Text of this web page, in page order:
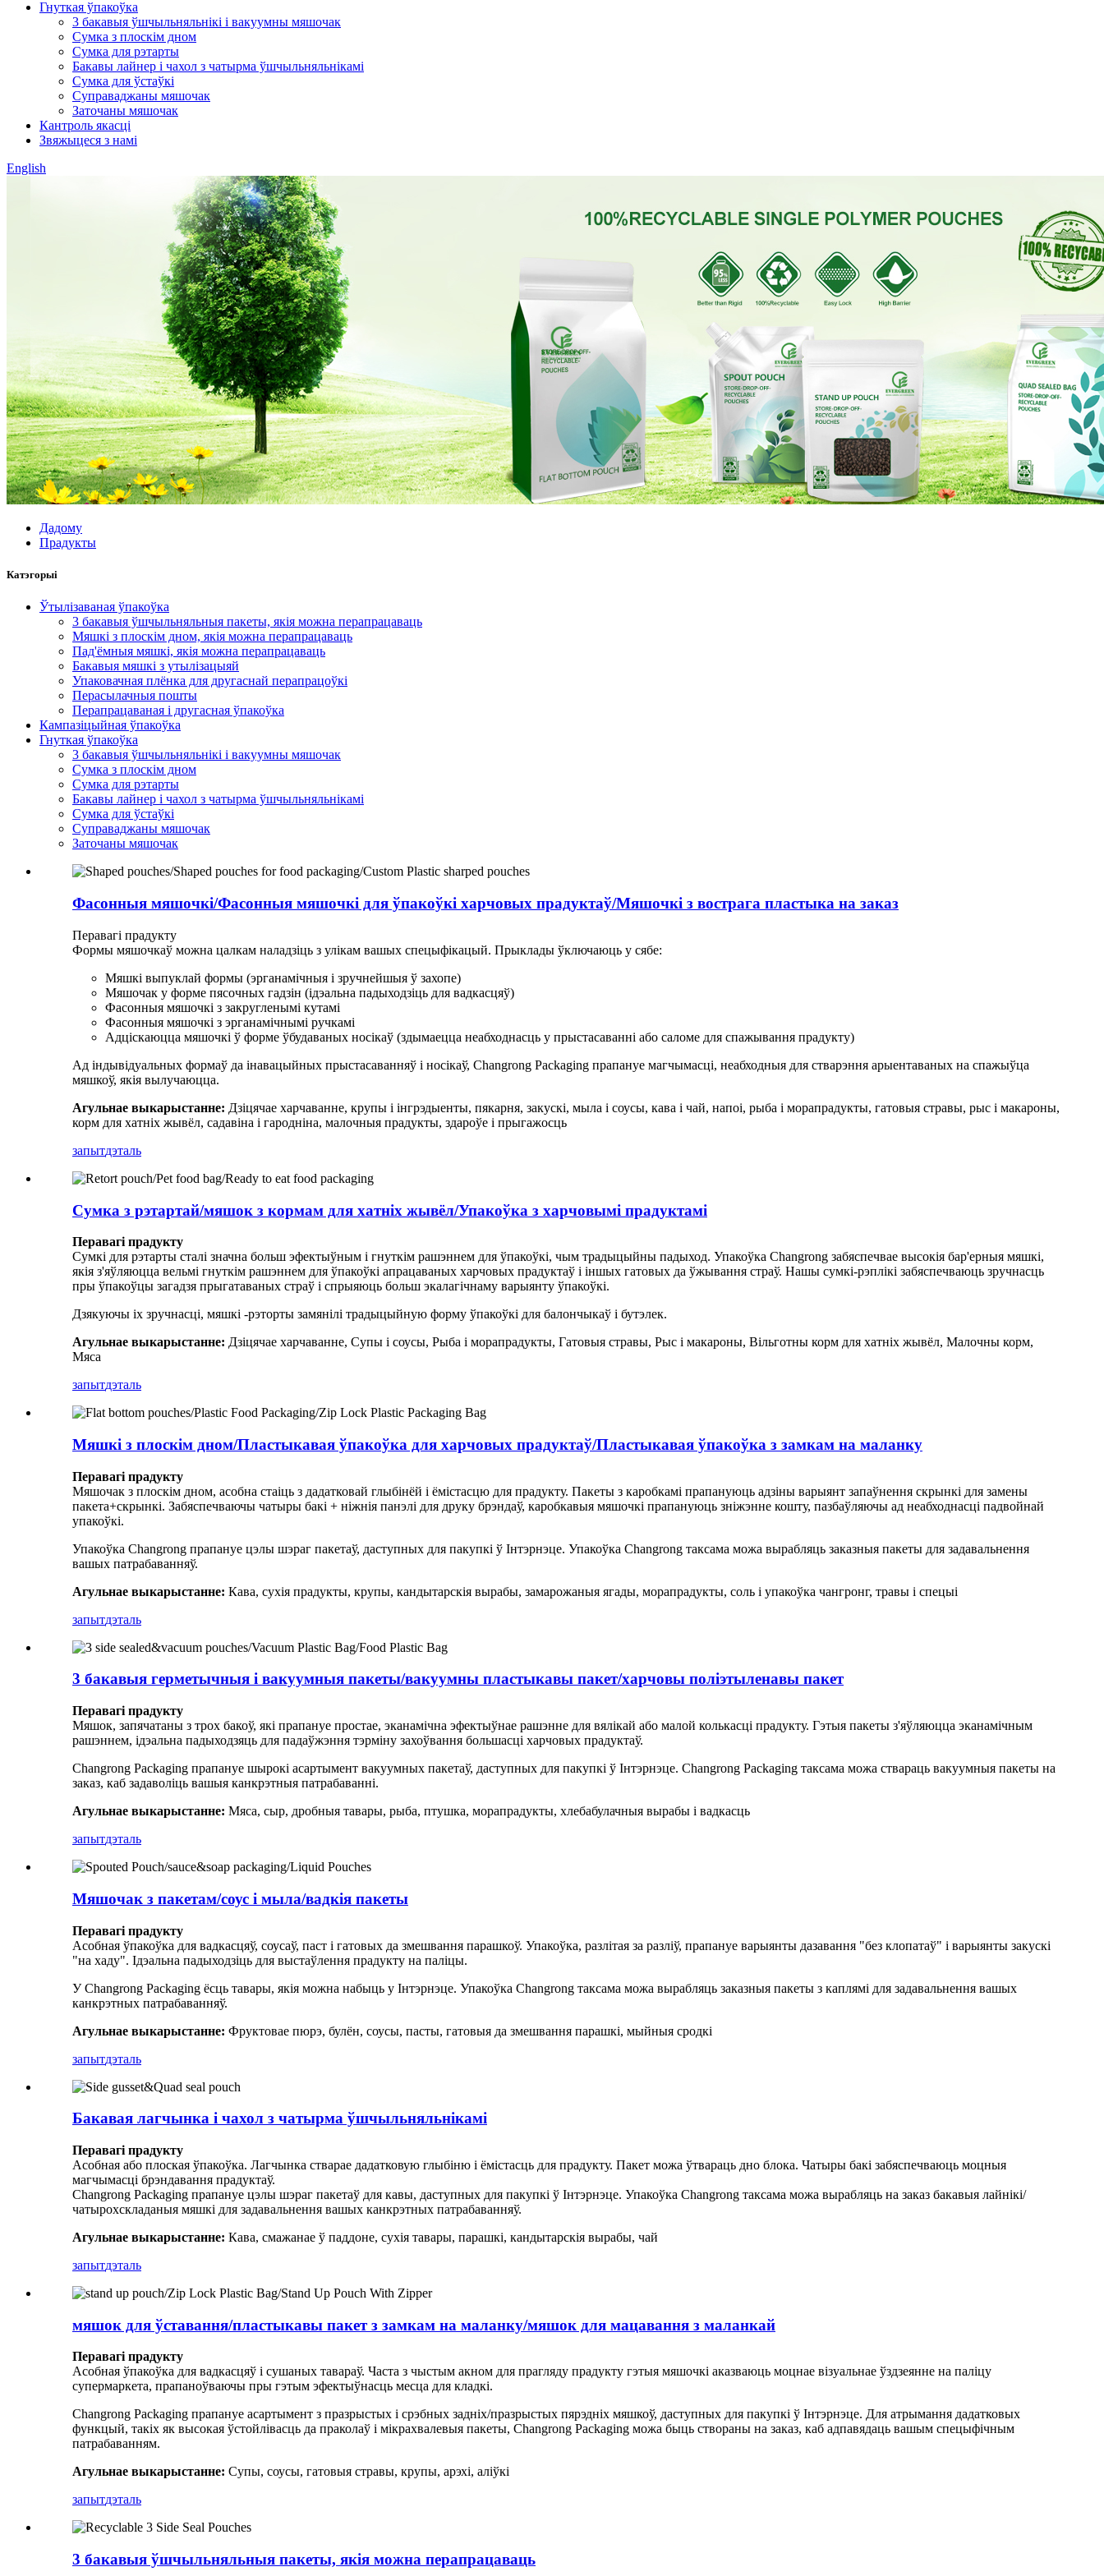
Гнуткая ўпакоўка
3 бакавыя ўшчыльняльнікі і вакуумны мяшочак
Сумка з плоскім дном
Сумка для рэтарты
Бакавы лайнер і чахол з чатырма ўшчыльняльнікамі
Сумка для ўстаўкі
Суправаджаны мяшочак
Заточаны мяшочак
Кантроль якасці
Звяжыцеся з намі
English
Дадому
Прадукты
Катэгорыі
Ўтылізаваная ўпакоўка
3 бакавыя ўшчыльняльныя пакеты, якія можна перапрацаваць
Мяшкі з плоскім дном, якія можна перапрацаваць
Пад'ёмныя мяшкі, якія можна перапрацаваць
Бакавыя мяшкі з утылізацыяй
Упаковачная плёнка для другаснай перапрацоўкі
Перасылачныя пошты
Перапрацаваная і другасная ўпакоўка
Кампазіцыйная ўпакоўка
Гнуткая ўпакоўка
3 бакавыя ўшчыльняльнікі і вакуумны мяшочак
Сумка з плоскім дном
Сумка для рэтарты
Бакавы лайнер і чахол з чатырма ўшчыльняльнікамі
Сумка для ўстаўкі
Суправаджаны мяшочак
Заточаны мяшочак
Фасонныя мяшочкі/Фасонныя мяшочкі для ўпакоўкі харчовых прадуктаў/Мяшочкі з вострага пластыка на заказ
Перавагі прадукту
Формы мяшочкаў можна цалкам наладзіць з улікам вашых спецыфікацый. Прыклады ўключаюць у сябе:
Мяшкі выпуклай формы (эрганамічныя і зручнейшыя ў захопе)
Мяшочак у форме пясочных гадзін (ідэальна падыходзіць для вадкасцяў)
Фасонныя мяшочкі з закругленымі кутамі
Фасонныя мяшочкі з эрганамічнымі ручкамі
Адціскаюцца мяшочкі ў форме ўбудаваных носікаў (здымаецца неабходнасць у прыстасаванні або саломе для спажывання прадукту)
Ад індывідуальных формаў да інавацыйных прыстасаванняў і носікаў, Changrong Packaging прапануе магчымасці, неабходныя для стварэння арыентаваных на спажыўца
мяшкоў, якія вылучаюцца.
Агульнае выкарыстанне: Дзіцячае харчаванне, крупы і інгрэдыенты, пякарня, закускі, мыла і соусы, кава і чай, напоі, рыба і морапрадукты, гатовыя стравы, рыс і макароны,
корм для хатніх жывёл, садавіна і гародніна, малочныя прадукты, здароўе і прыгажосць
запытдэталь
Сумка з рэтартай/мяшок з кормам для хатніх жывёл/Упакоўка з харчовымі прадуктамі
Перавагі прадукту
Сумкі для рэтарты сталі значна больш эфектыўным і гнуткім рашэннем для ўпакоўкі, чым традыцыйны падыход. Упакоўка Changrong забяспечвае высокія бар'ерныя мяшкі,
якія з'яўляюцца вельмі гнуткім рашэннем для ўпакоўкі апрацаваных харчовых прадуктаў і іншых гатовых да ўжывання страў. Нашы сумкі-рэплікі забяспечваюць зручнасць
пры ўпакоўцы загадзя прыгатаваных страў і спрыяюць больш экалагічнаму варыянту ўпакоўкі.
Дзякуючы іх зручнасці, мяшкі -рэторты замянілі традыцыйную форму ўпакоўкі для балончыкаў і бутэлек.
Агульнае выкарыстанне: Дзіцячае харчаванне, Супы і соусы, Рыба і морапрадукты, Гатовыя стравы, Рыс і макароны, Вільготны корм для хатніх жывёл, Малочны корм,
Мяса
запытдэталь
Мяшкі з плоскім дном/Пластыкавая ўпакоўка для харчовых прадуктаў/Пластыкавая ўпакоўка з замкам на маланку
Перавагі прадукту
Мяшочак з плоскім дном, асобна стаіць з дадатковай глыбінёй і ёмістасцю для прадукту. Пакеты з каробкамі прапануюць адзіны варыянт запаўнення скрынкі для замены
пакета+скрынкі. Забяспечваючы чатыры бакі + ніжнія панэлі для друку брэндаў, каробкавыя мяшочкі прапануюць зніжэнне кошту, пазбаўляючы ад неабходнасці падвойнай
упакоўкі.
Упакоўка Changrong прапануе цэлы шэраг пакетаў, даступных для пакупкі ў Інтэрнэце. Упакоўка Changrong таксама можа вырабляць заказныя пакеты для задавальнення
вашых патрабаванняў.
Агульнае выкарыстанне: Кава, сухія прадукты, крупы, кандытарскія вырабы, замарожаныя ягады, морапрадукты, соль і упакоўка чангронг, травы і спецыі
запытдэталь
3 бакавыя герметычныя і вакуумныя пакеты/вакуумны пластыкавы пакет/харчовы поліэтыленавы пакет
Перавагі прадукту
Мяшок, запячатаны з трох бакоў, які прапануе простае, эканамічна эфектыўнае рашэнне для вялікай або малой колькасці прадукту. Гэтыя пакеты з'яўляюцца эканамічным
рашэннем, ідэальна падыходзяць для падаўжэння тэрміну захоўвання большасці харчовых прадуктаў.
Changrong Packaging прапануе шырокі асартымент вакуумных пакетаў, даступных для пакупкі ў Інтэрнэце. Changrong Packaging таксама можа ствараць вакуумныя пакеты на
заказ, каб задаволіць вашыя канкрэтныя патрабаванні.
Агульнае выкарыстанне: Мяса, сыр, дробныя тавары, рыба, птушка, морапрадукты, хлебабулачныя вырабы і вадкасць
запытдэталь
Мяшочак з пакетам/соус і мыла/вадкія пакеты
Перавагі прадукту
Асобная ўпакоўка для вадкасцяў, соусаў, паст і гатовых да змешвання парашкоў. Упакоўка, разлітая за разліў, прапануе варыянты дазавання "без клопатаў" і варыянты закускі
"на хаду". Ідэальна падыходзіць для выстаўлення прадукту на паліцы.
У Changrong Packaging ёсць тавары, якія можна набыць у Інтэрнэце. Упакоўка Changrong таксама можа вырабляць заказныя пакеты з каплямі для задавальнення вашых
канкрэтных патрабаванняў.
Агульнае выкарыстанне: Фруктовае пюрэ, булён, соусы, пасты, гатовыя да змешвання парашкі, мыйныя сродкі
запытдэталь
Бакавая лагчынка і чахол з чатырма ўшчыльняльнікамі
Перавагі прадукту
Асобная або плоская ўпакоўка. Лагчынка стварае дадатковую глыбіню і ёмістасць для прадукту. Пакет можа ўтвараць дно блока. Чатыры бакі забяспечваюць моцныя
магчымасці брэндавання прадуктаў.
Changrong Packaging прапануе цэлы шэраг пакетаў для кавы, даступных для пакупкі ў Інтэрнэце. Упакоўка Changrong таксама можа вырабляць на заказ бакавыя лайнікі/
чатырохскладаныя мяшкі для задавальнення вашых канкрэтных патрабаванняў.
Агульнае выкарыстанне: Кава, смажанае ў паддоне, сухія тавары, парашкі, кандытарскія вырабы, чай
запытдэталь
мяшок для ўставання/пластыкавы пакет з замкам на маланку/мяшок для мацавання з маланкай
Перавагі прадукту
Асобная ўпакоўка для вадкасцяў і сушаных тавараў. Часта з чыстым акном для прагляду прадукту гэтыя мяшочкі аказваюць моцнае візуальнае ўздзеянне на паліцу
супермаркета, прапаноўваючы пры гэтым эфектыўнасць месца для кладкі.
Changrong Packaging прапануе асартымент з празрыстых і срэбных задніх/празрыстых пярэдніх мяшкоў, даступных для пакупкі ў Інтэрнэце. Для атрымання дадатковых
функцый, такіх як высокая ўстойлівасць да праколаў і мікрахвалевыя пакеты, Changrong Packaging можа быць створаны на заказ, каб адпавядаць вашым спецыфічным
патрабаванням.
Агульнае выкарыстанне: Супы, соусы, гатовыя стравы, крупы, арэхі, аліўкі
запытдэталь
3 бакавыя ўшчыльняльныя пакеты, якія можна перапрацаваць